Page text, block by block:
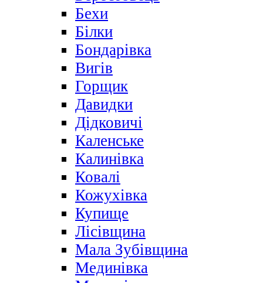
Бехи
Білки
Бондарівка
Вигів
Горщик
Давидки
Дідковичі
Каленське
Калинівка
Ковалі
Кожухівка
Купище
Лісівщина
Мала Зубівщина
Мединівка